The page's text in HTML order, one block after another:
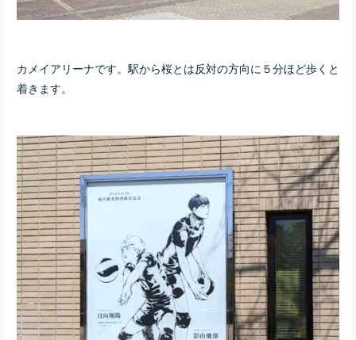
カメイアリーナです。駅から桜とは反対の方向に５分ほど歩くと
着きます。